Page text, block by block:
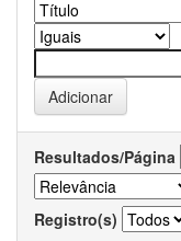
Resultados/Página
Registro(s)